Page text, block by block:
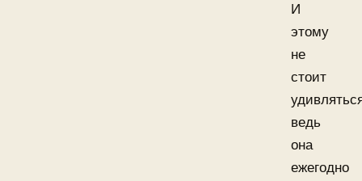
И
этому
не
стоит
ведь
она
ежегодно